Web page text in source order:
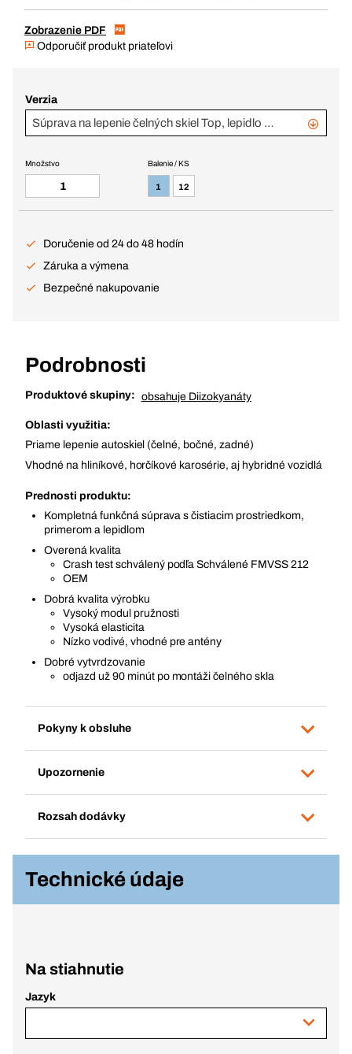
Zobrazenie PDF
Odporučiť produkt priateľovi
Verzia
Súprava na lepenie čelných skiel Top, lepidlo v 310 ml kartuši
Balenie / KS
1 12
Množstvo
Doručenie od 24 do 48 hodín
Záruka a výmena
Bezpečné nakupovanie
Podrobnosti
Produktové skupiny: obsahuje Diizokyanáty
Oblasti využitia:
Priame lepenie autoskiel (čelné, bočné, zadné)
Vhodné na hliníkové, horčíkové karosérie, aj hybridné vozidlá
Prednosti produktu:
Kompletná funkčná súprava s čistiacim prostriedkom,
primerom a lepidlom
Overená kvalita
Crash test schválený podľa Schválené FMVSS 212
OEM
Dobrá kvalita výrobku
Vysoký modul pružnosti
Vysoká elasticita
Nízko vodivé, vhodné pre antény
Dobré vytvrdzovanie
odjazd už 90 minút po montáži čelného skla
Pokyny k obsluhe
Upozornenie
Rozsah dodávky
Technické údaje
Na stiahnutie
Jazyk